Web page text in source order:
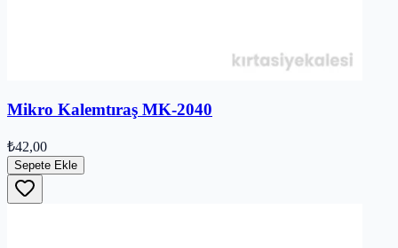
Mikro Kalemtıraş MK-2040
₺42,00
Sepete Ekle